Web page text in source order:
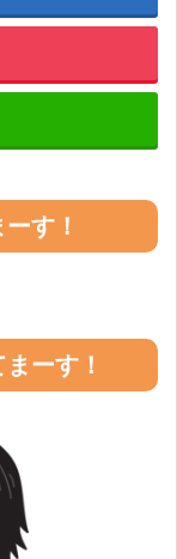
す！
ーす！